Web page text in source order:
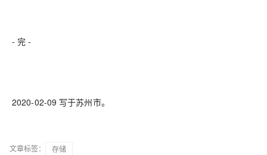
- 完 -
2020-02-09 写于苏州市。
文章标签：
存储